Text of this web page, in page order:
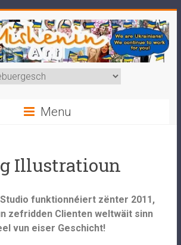
Menu
Illustratioun
funktionnéiert zënter 2011,
zefridden Clienten weltwäit sinn
vun eiser Geschicht!